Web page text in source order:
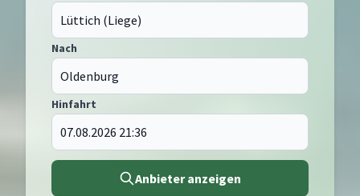
Nach
Hinfahrt
Anbieter anzeigen